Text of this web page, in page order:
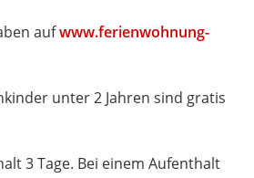
aufwww.ferienwohnung-
unter 2 Jahren sind gratis
3 Tage. Bei einem Aufenthalt